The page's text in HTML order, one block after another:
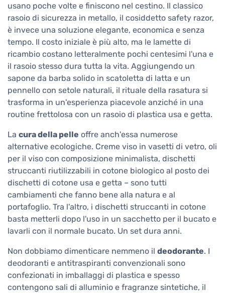
usano poche volte e finiscono nel cestino. Il classico
rasoio di sicurezza in metallo, il cosiddetto safety razor,
è invece una soluzione elegante, economica e senza
tempo. Il costo iniziale è più alto, ma le lamette di
ricambio costano letteralmente pochi centesimi l'una e
il rasoio stesso dura tutta la vita. Aggiungendo un
sapone da barba solido in scatoletta di latta e un
pennello con setole naturali, il rituale della rasatura si
trasforma in un'esperienza piacevole anziché in una
routine frettolosa con un rasoio di plastica usa e getta.
La cura della pelle offre anch'essa numerose
alternative ecologiche. Creme viso in vasetti di vetro, oli
per il viso con composizione minimalista, dischetti
struccanti riutilizzabili in cotone biologico al posto dei
dischetti di cotone usa e getta – sono tutti
cambiamenti che fanno bene alla natura e al
portafoglio. Tra l'altro, i dischetti struccanti in cotone
basta metterli dopo l'uso in un sacchetto per il bucato e
lavarli con il normale bucato. Un set dura anni.
Non dobbiamo dimenticare nemmeno il deodorante. I
deodoranti e antitraspiranti convenzionali sono
confezionati in imballaggi di plastica e spesso
contengono sali di alluminio e fragranze sintetiche, il